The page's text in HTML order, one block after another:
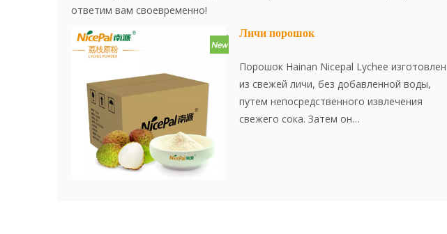
ответим вам своевременно!
Личи порошок
Порошок Hainan Nicepal Lychee изготовлен
из свежей личи, без добавленной воды,
путем непосредственного извлечения
свежего сока. Затем он